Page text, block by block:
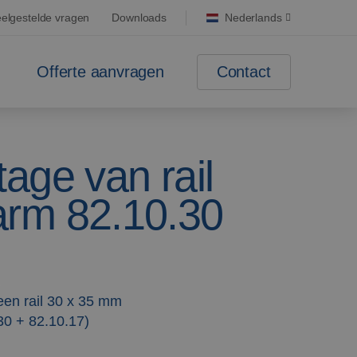
vragen Downloads Nederlands
Offerte aanvragen Contact
van rail
82.10.30
rail 30 x 35 mm
+ 82.10.17)